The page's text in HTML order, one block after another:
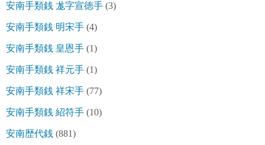
安南手類銭 尨字宣徳手 (3)
安南手類銭 明宋手 (4)
安南手類銭 皇恩手 (1)
安南手類銭 祥元手 (1)
安南手類銭 祥宋手 (77)
安南手類銭 紹符手 (10)
安南歴代銭 (881)